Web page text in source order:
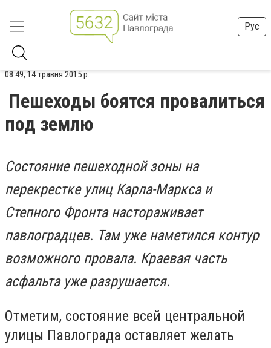
Рус
08:49, 14 травня 2015 р.
Пешеходы боятся провалиться
под землю
Состояние пешеходной зоны на
перекрестке улиц Карла-Маркса и
Степного Фронта настораживает
павлоградцев. Там уже наметился контур
возможного провала. Краевая часть
асфальта уже разрушается.
Отметим, состояние всей центральной
улицы Павлограда оставляет желать